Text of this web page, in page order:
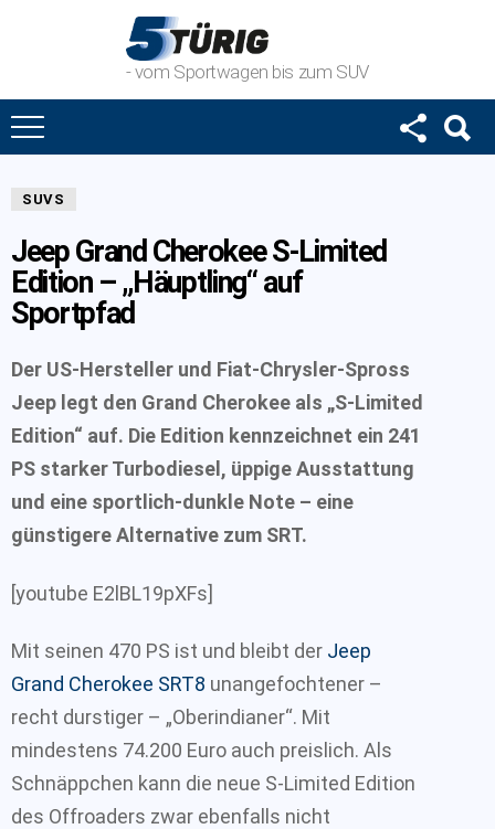
- vom Sportwagen bis zum SUV
SUVS
Jeep Grand Cherokee S-Limited
Edition – „Häuptling“ auf
Sportpfad
Der US-Hersteller und Fiat-Chrysler-Spross
Jeep legt den Grand Cherokee als „S-Limited
Edition“ auf. Die Edition kennzeichnet ein 241
PS starker Turbodiesel, üppige Ausstattung
und eine sportlich-dunkle Note – eine
günstigere Alternative zum SRT.
[youtube E2lBL19pXFs]
Mit seinen 470 PS ist und bleibt der Jeep
Grand Cherokee SRT8 unangefochtener –
recht durstiger – „Oberindianer“. Mit
mindestens 74.200 Euro auch preislich. Als
Schnäppchen kann die neue S-Limited Edition
des Offroaders zwar ebenfalls nicht